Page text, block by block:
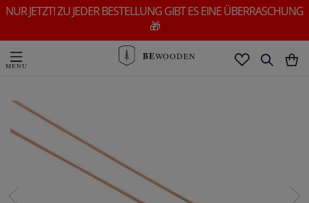
NUR JETZT! ZU JEDER BESTELLUNG GIBT ES EINE ÜBERRASCHUNG
🎁
BEWOODEN